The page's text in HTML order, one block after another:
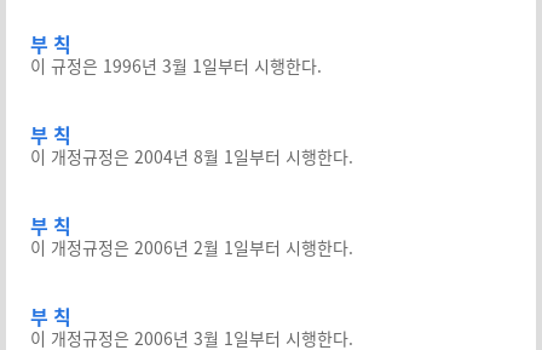
부 칙
이 규정은 1996년 3월 1일부터 시행한다.
부 칙
이 개정규정은 2004년 8월 1일부터 시행한다.
부 칙
이 개정규정은 2006년 2월 1일부터 시행한다.
부 칙
이 개정규정은 2006년 3월 1일부터 시행한다.